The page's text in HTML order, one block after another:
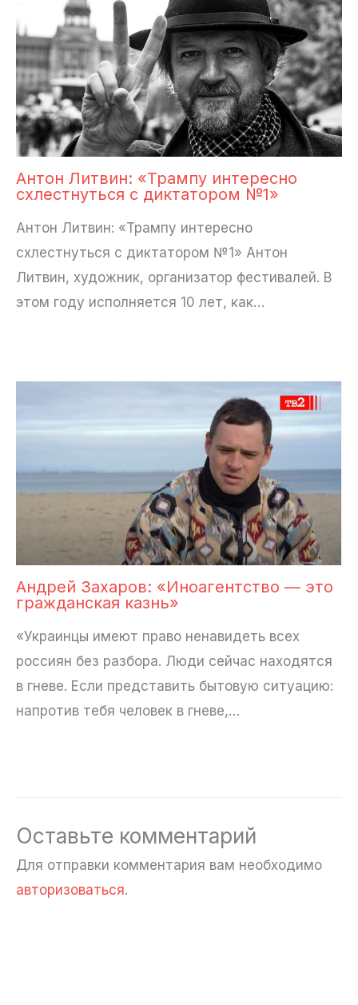
Антон Литвин: «Трампу интересно
схлестнуться с диктатором №1»
Антон Литвин: «Трампу интересно
схлестнуться с диктатором №1» Антон
Литвин, художник, организатор фестивалей. В
этом году исполняется 10 лет, как…
Андрей Захаров: «Иноагентство — это
гражданская казнь»
«Украинцы имеют право ненавидеть всех
россиян без разбора. Люди сейчас находятся
в гневе. Если представить бытовую ситуацию:
напротив тебя человек в гневе,…
Оставьте комментарий
Для отправки комментария вам необходимо
авторизоваться.